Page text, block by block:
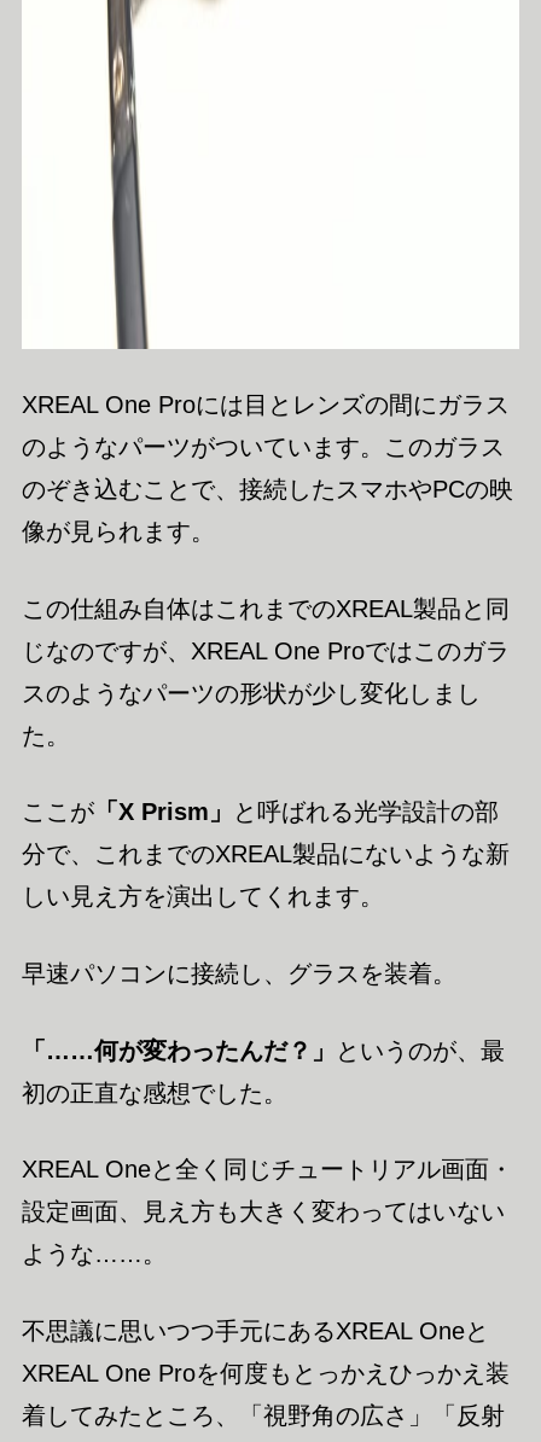
XREAL One Proには目とレンズの間にガラス
のようなパーツがついています。このガラス
のぞき込むことで、接続したスマホやPCの映
像が見られます。
この仕組み自体はこれまでのXREAL製品と同
じなのですが、XREAL One Proではこのガラ
スのようなパーツの形状が少し変化しまし
た。
ここが「X Prism」
と呼ばれる光学設計の部
分で、これまでのXREAL製品にないような新
しい見え方を演出してくれます。
早速パソコンに接続し、グラスを装着。
「……何が変わったんだ？」
というのが、最
初の正直な感想でした。
XREAL Oneと全く同じチュートリアル画面・
設定画面、見え方も大きく変わってはいない
ような……。
不思議に思いつつ手元にあるXREAL Oneと
XREAL One Proを何度もとっかえひっかえ装
着してみたところ、「視野角の広さ」「反射